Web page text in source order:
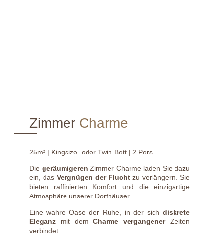
Zimmer Charme
25m² | Kingsize- oder Twin-Bett | 2 Pers
Die geräumigeren Zimmer Charme laden Sie dazu
ein, das Vergnügen der Flucht zu verlängern. Sie
bieten raffinierten Komfort und die einzigartige
Atmosphäre unserer Dorfhäuser.
Eine wahre Oase der Ruhe, in der sich diskrete
Eleganz mit demCharme vergangenerZeiten
verbindet.